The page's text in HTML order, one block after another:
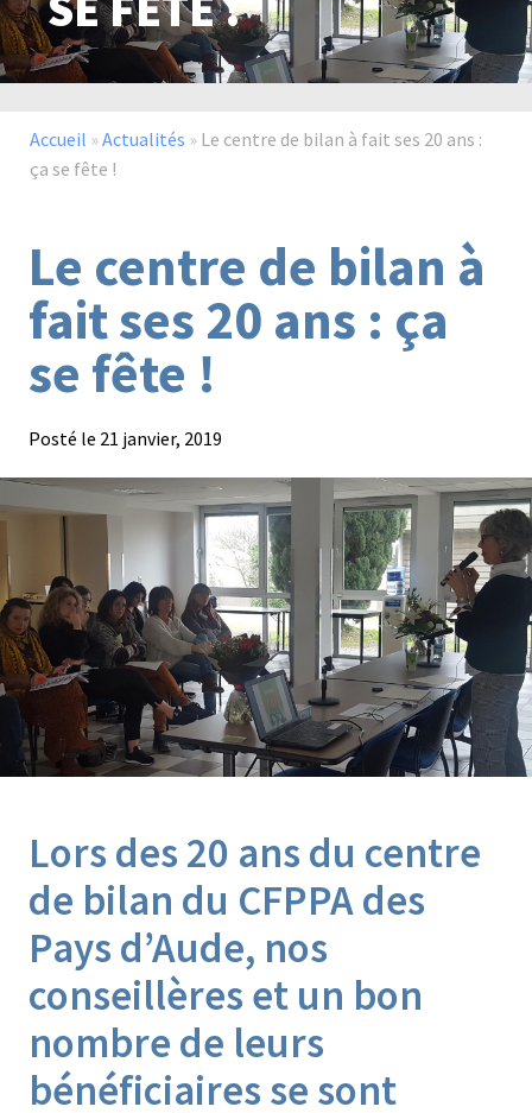
Sciences
Service
à
Trouver
sa
voie
Accueil »Actualités » Le centre de bilan à fait ses 20 ans :
ça se fête !
Le centre de bilan à
fait ses 20 ans : ça
se fête !
Posté le 21 janvier, 2019
Lors des 20 ans du centre
de bilan du CFPPA des
Pays d’Aude, nos
conseillères et un bon
nombre de leurs
bénéficiaires se sont